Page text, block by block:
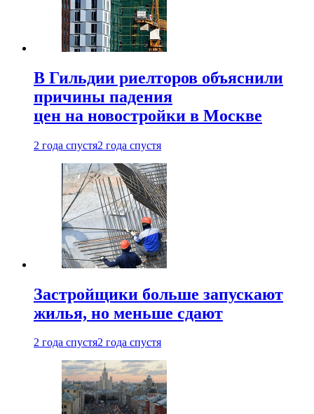
В Гильдии риелторов объяснили
причины падения
цен на новостройки в Москве
2 года спустя2 года спустя
Застройщики больше запускают
жилья, но меньше сдают
2 года спустя2 года спустя